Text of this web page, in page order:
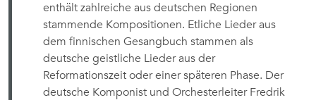
enthält zahlreiche aus deutschen Regionen
stammende Kompositionen. Etliche Lieder aus
dem finnischen Gesangbuch stammen als
deutsche geistliche Lieder aus der
Reformationszeit oder einer späteren Phase. Der
deutsche Komponist und Orchesterleiter Fredrik